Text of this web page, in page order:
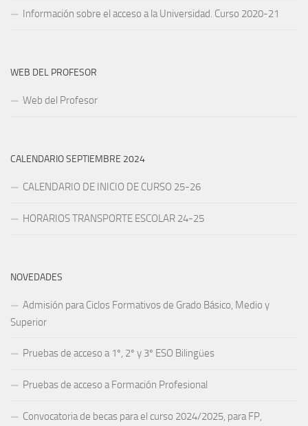
Información sobre el acceso a la Universidad. Curso 2020-21
WEB DEL PROFESOR
Web del Profesor
CALENDARIO SEPTIEMBRE 2024
CALENDARIO DE INICIO DE CURSO 25-26
HORARIOS TRANSPORTE ESCOLAR 24-25
NOVEDADES
Admisión para Ciclos Formativos de Grado Básico, Medio y
Superior
Pruebas de acceso a 1º, 2º y 3º ESO Bilingües
Pruebas de acceso a Formación Profesional
Convocatoria de becas para el curso 2024/2025, para FP,